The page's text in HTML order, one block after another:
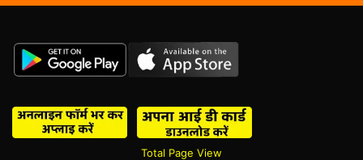
Total Page View